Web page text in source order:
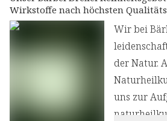
versorgen,
eine
Vitaminen,
trans-
Rosea,
ginseng,
Wirkstoffe nach höchsten
Wir bei
der Natur.
uns zur